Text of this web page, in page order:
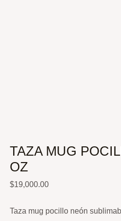
TAZA MUG
OZ
$19,000.00
Taza mug pocillo neón